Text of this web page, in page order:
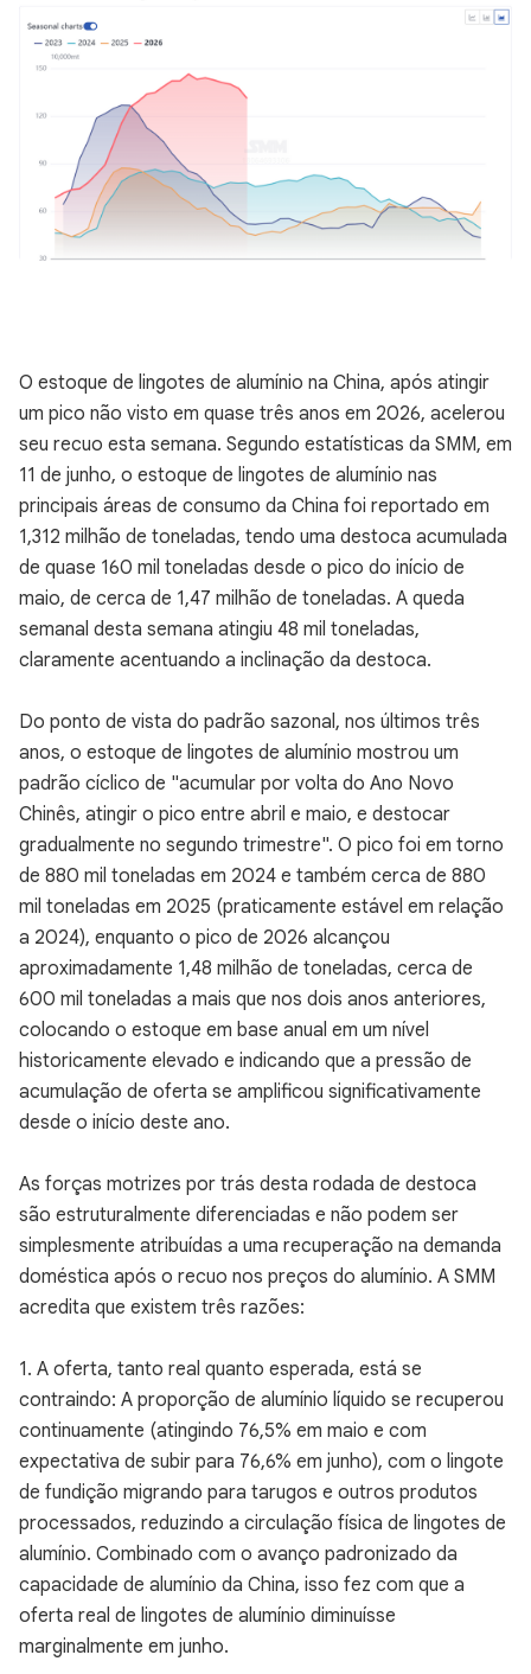
O estoque de lingotes de alumínio na China, após atingir
um pico não visto em quase três anos em 2026, acelerou
seu recuo esta semana. Segundo estatísticas da SMM, em
11 de junho, o estoque de lingotes de alumínio nas
principais áreas de consumo da China foi reportado em
1,312 milhão de toneladas, tendo uma destoca acumulada
de quase 160 mil toneladas desde o pico do início de
maio, de cerca de 1,47 milhão de toneladas. A queda
semanal desta semana atingiu 48 mil toneladas,
claramente acentuando a inclinação da destoca.
Do ponto de vista do padrão sazonal, nos últimos três
anos, o estoque de lingotes de alumínio mostrou um
padrão cíclico de "acumular por volta do Ano Novo
Chinês, atingir o pico entre abril e maio, e destocar
gradualmente no segundo trimestre". O pico foi em torno
de 880 mil toneladas em 2024 e também cerca de 880
mil toneladas em 2025 (praticamente estável em relação
a 2024), enquanto o pico de 2026 alcançou
aproximadamente 1,48 milhão de toneladas, cerca de
600 mil toneladas a mais que nos dois anos anteriores,
colocando o estoque em base anual em um nível
historicamente elevado e indicando que a pressão de
acumulação de oferta se amplificou significativamente
desde o início deste ano.
As forças motrizes por trás desta rodada de destoca
são estruturalmente diferenciadas e não podem ser
simplesmente atribuídas a uma recuperação na demanda
doméstica após o recuo nos preços do alumínio. A SMM
acredita que existem três razões:
1. A oferta, tanto real quanto esperada, está se
contraindo: A proporção de alumínio líquido se recuperou
continuamente (atingindo 76,5% em maio e com
expectativa de subir para 76,6% em junho), com o lingote
de fundição migrando para tarugos e outros produtos
processados, reduzindo a circulação física de lingotes de
alumínio. Combinado com o avanço padronizado da
capacidade de alumínio da China, isso fez com que a
oferta real de lingotes de alumínio diminuísse
marginalmente em junho.